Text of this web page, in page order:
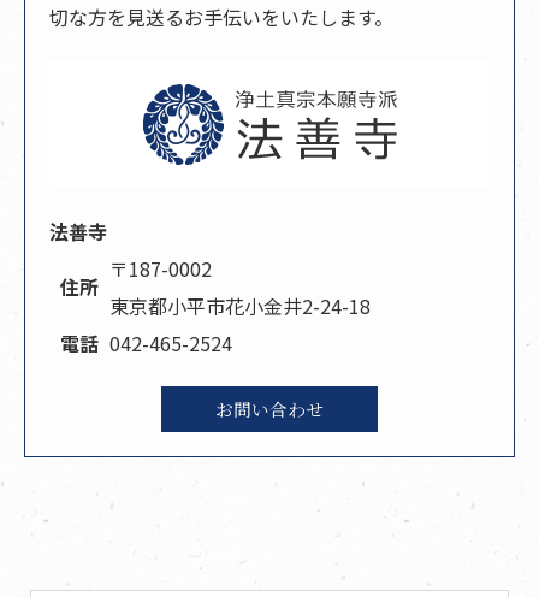
切な方を見送るお手伝いをいたします。
法善寺
住所
〒187-0002
東京都小平市花小金井2-24-18
電話 042-465-2524
お問い合わせ